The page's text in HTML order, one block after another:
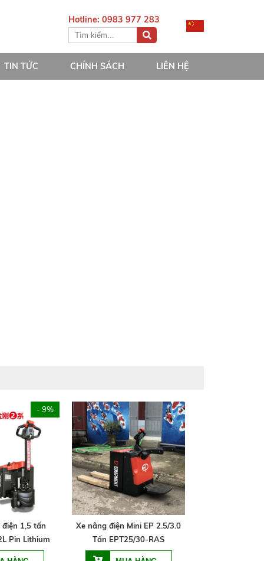
Hotline: 0983 977 283
TIN TỨC CHÍNH SÁCH LIÊN HỆ
- 9%
1,5 tấn
Pin Lithium
Xe nâng điện Mini EP 2.5/3.0
Tấn EPT25/30-RAS